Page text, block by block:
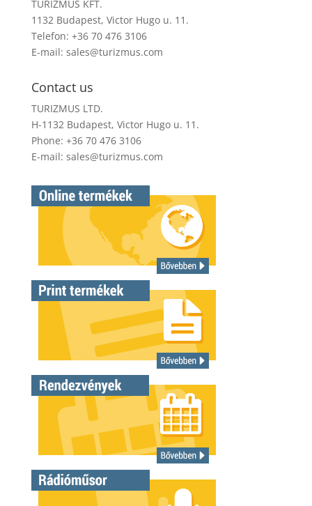
TURIZMUS KFT.
1132 Budapest, Victor Hugo u. 11.
Telefon: +36 70 476 3106
E-mail: sales@turizmus.com
Contact us
TURIZMUS LTD.
H-1132 Budapest, Victor Hugo u. 11.
Phone: +36 70 476 3106
E-mail: sales@turizmus.com